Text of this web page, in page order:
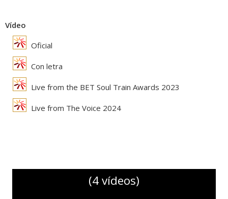
Vídeo
Oficial
Con letra
Live from the BET Soul Train Awards 2023
Live from The Voice 2024
(4 vídeos)